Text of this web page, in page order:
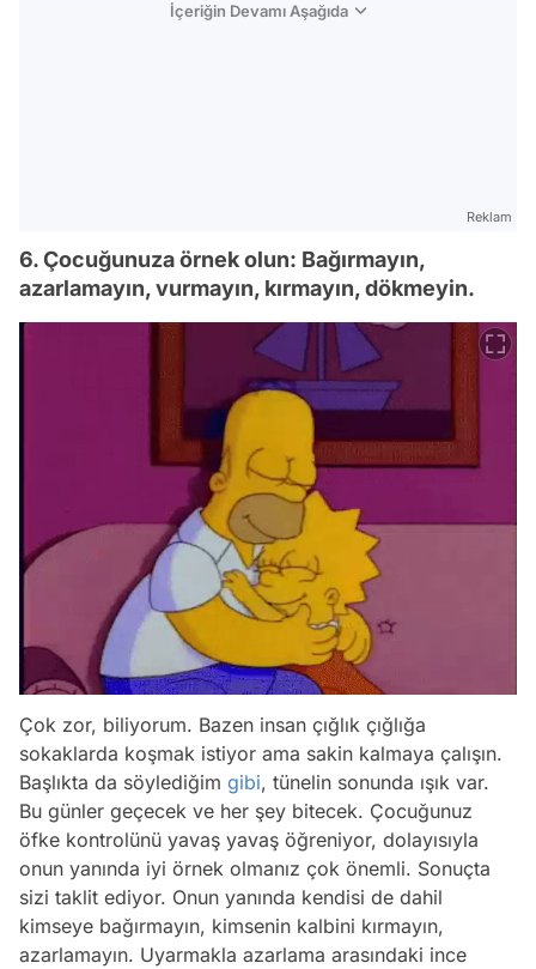
İçeriğin Devamı Aşağıda
Reklam
6. Çocuğunuza örnek olun: Bağırmayın,
azarlamayın, vurmayın, kırmayın, dökmeyin.
Çok zor, biliyorum. Bazen insan çığlık çığlığa
sokaklarda koşmak istiyor ama sakin kalmaya çalışın.
Başlıkta da söylediğim gibi, tünelin sonunda ışık var.
Bu günler geçecek ve her şey bitecek. Çocuğunuz
öfke kontrolünü yavaş yavaş öğreniyor, dolayısıyla
onun yanında iyi örnek olmanız çok önemli. Sonuçta
sizi taklit ediyor. Onun yanında kendisi de dahil
kimseye bağırmayın, kimsenin kalbini kırmayın,
azarlamayın. Uyarmakla azarlama arasındaki ince